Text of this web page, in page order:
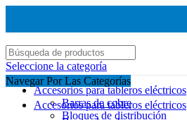
Seleccione la categoría
Accesorios para tableros eléctricos
Barras de cobre
Bloques de distribución
Navegar Por Las Categorías
Accesorios para tableros eléctricos